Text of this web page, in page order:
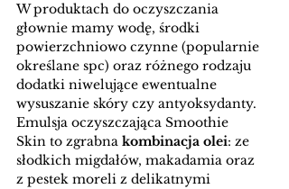
W produktach do oczyszczania
głownie mamy wodę, środki
powierzchniowo czynne (popularnie
określane spc) oraz różnego rodzaju
dodatki niwelujące ewentualne
wysuszanie skóry czy antyoksydanty.
Emulsja oczyszczająca Smoothie
Skin to zgrabna kombinacja olei: ze
słodkich migdałów, makadamia oraz
z pestek moreli z delikatnymi